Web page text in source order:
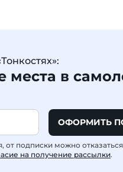
в
ОФОРМИТЬ
от подписки можно
на получение рассылки.